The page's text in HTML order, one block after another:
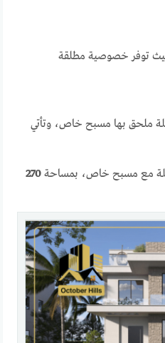
حيث توفر خصوصية مطلقة
ملحق بها مسبح خاص، وتأتي
مع مسبح خاص، بمساحة270